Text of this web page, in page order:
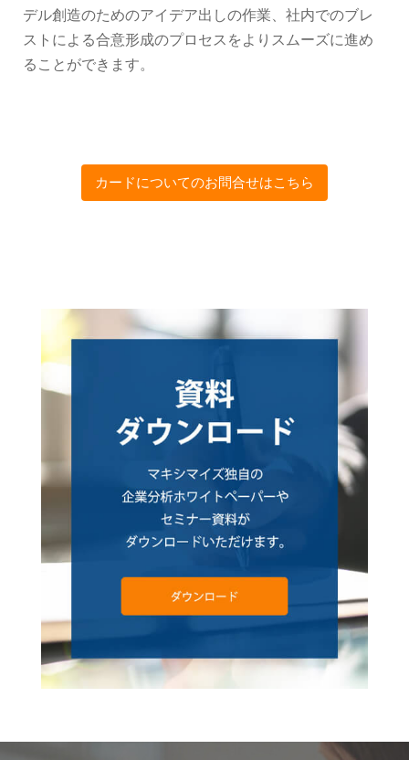
デル創造のためのアイデア出しの作業、社内でのブレ
ストによる合意形成のプロセスをよりスムーズに進め
ることができます。
カードについてのお問合せはこちら